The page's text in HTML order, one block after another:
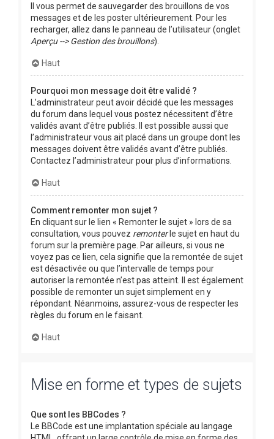
Il vous permet de sauvegarder des brouillons de vos
messages et de les poster ultérieurement. Pour les
recharger, allez dans le panneau de l’utilisateur (onglet
Aperçu --> Gestion des brouillons).
Haut
Pourquoi mon message doit être validé ?
L’administrateur peut avoir décidé que les messages
du forum dans lequel vous postez nécessitent d’être
validés avant d’être publiés. Il est possible aussi que
l’administrateur vous ait placé dans un groupe dont les
messages doivent être validés avant d’être publiés.
Contactez l’administrateur pour plus d’informations.
Haut
Comment remonter mon sujet ?
En cliquant sur le lien « Remonter le sujet » lors de sa
consultation, vous pouvez remonterle sujet en haut du
forum sur la première page. Par ailleurs, si vous ne
voyez pas ce lien, cela signifie que la remontée de sujet
est désactivée ou que l’intervalle de temps pour
autoriser la remontée n’est pas atteint. Il est également
possible de remonter un sujet simplement en y
répondant. Néanmoins, assurez-vous de respecter les
règles du forum en le faisant.
Haut
Mise en forme et types de sujets
Que sont les BBCodes ?
Le BBCode est une implantation spéciale au langage